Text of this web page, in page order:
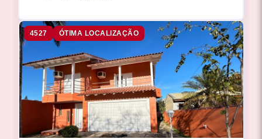
4527 ÓTIMA LOCALIZAÇÃO